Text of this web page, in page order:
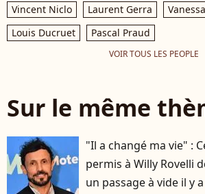
Vincent Niclo
Laurent Gerra
Louis Ducruet
Pascal Praud
VOIR TOUS LES PEOPLE
Sur le même
"Il a changé ma vie" :
permis à Willy Rovelli
un passage à vide il y